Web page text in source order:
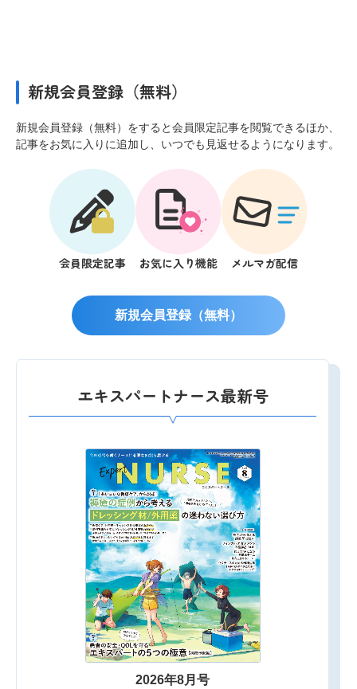
新規会員登録（無料）
新規会員登録（無料）をすると会員限定記事を閲覧できるほか、
記事をお気に入りに追加し、いつでも見返せるようになります。
会員限定記事 お気に入り機能 メルマガ配信
新規会員登録（無料）
エキスパートナース最新号
2026年8月号